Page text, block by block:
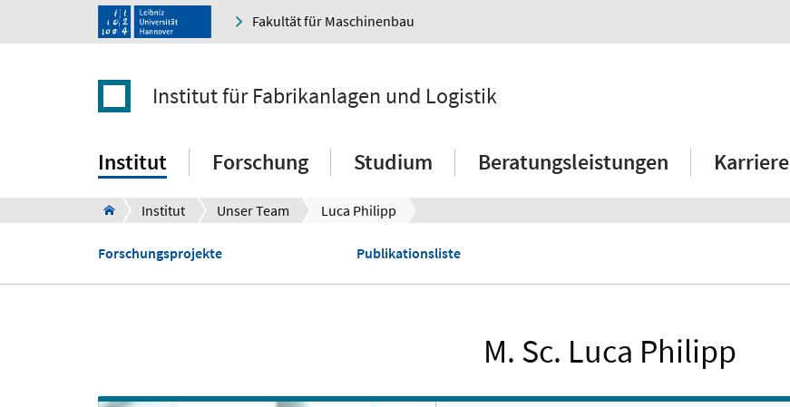
Fakultät für Maschinenbau
Institut für Fabrikanlagen und Logistik
Institut Forschung Studium Beratungsleistungen Karriere
Institut Unser Team Luca Philipp
Forschungsprojekte Publikationsliste
M. Sc. Luca Philipp